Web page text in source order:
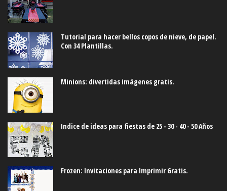
Tutorial para hacer bellos copos de nieve, de papel.
Con 34 Plantillas.
Minions: divertidas imágenes gratis.
Indice de ideas para fiestas de 25 - 30 - 40 - 50 Años
Frozen: Invitaciones para Imprimir Gratis.